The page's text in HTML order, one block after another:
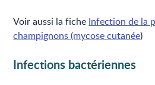
Voir aussi la fiche Infection de la
champignons (mycose cutanée)
Infections bactériennes